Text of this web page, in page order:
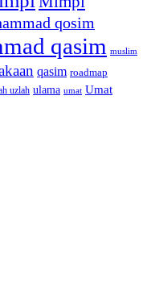
qosim
qasim muslim
qasim roadmap
uzlah ulama umat Umat